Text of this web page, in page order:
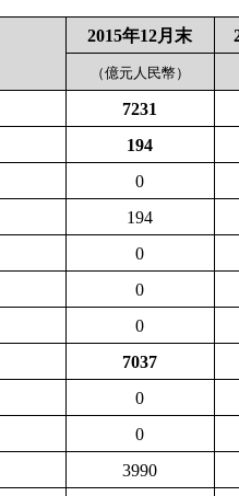
2015年12月末
（億元人民幣）
7231
194
0
194
0
0
0
7037
0
0
3990